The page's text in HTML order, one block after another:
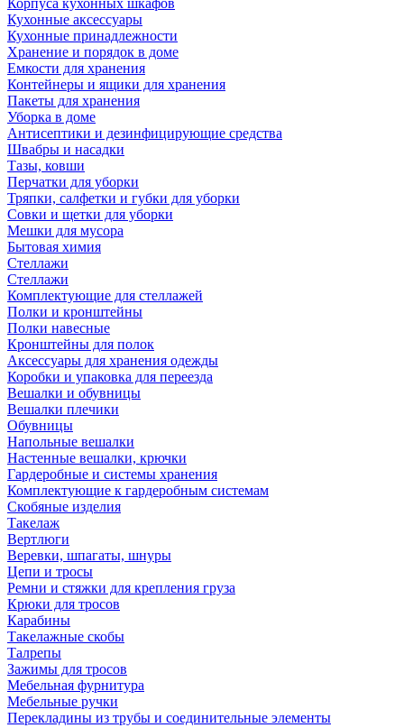
Корпуса кухонных шкафов
Кухонные аксессуары
Кухонные принадлежности
Хранение и порядок в доме
Емкости для хранения
Контейнеры и ящики для хранения
Пакеты для хранения
Уборка в доме
Антисептики и дезинфицирующие средства
Швабры и насадки
Тазы, ковши
Перчатки для уборки
Тряпки, салфетки и губки для уборки
Совки и щетки для уборки
Мешки для мусора
Бытовая химия
Стеллажи
Стеллажи
Комплектующие для стеллажей
Полки и кронштейны
Полки навесные
Кронштейны для полок
Аксессуары для хранения одежды
Коробки и упаковка для переезда
Вешалки и обувницы
Вешалки плечики
Обувницы
Напольные вешалки
Настенные вешалки, крючки
Гардеробные и системы хранения
Комплектующие к гардеробным системам
Скобяные изделия
Такелаж
Вертлюги
Веревки, шпагаты, шнуры
Цепи и тросы
Ремни и стяжки для крепления груза
Крюки для тросов
Карабины
Такелажные скобы
Талрепы
Зажимы для тросов
Мебельная фурнитура
Мебельные ручки
Перекладины из трубы и соединительные элементы